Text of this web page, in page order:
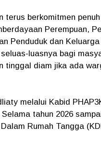
terus berkomitmen
Perempuan,
Penduduk dan
luasnya bagi
tinggal diam jika ada
melalui Kabid
tahun 2026
Rumah Tangga